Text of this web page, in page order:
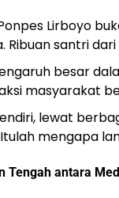
Lirboyo
Ribuan santri
besar
masyarakat
lewat
mengapa
Tengah antara